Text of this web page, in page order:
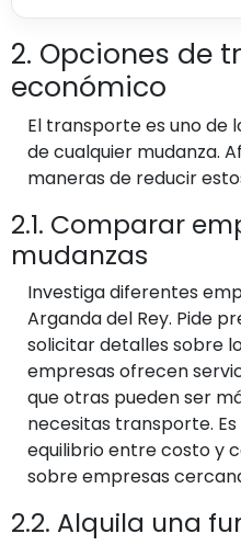
2. Opciones de
económico
El transporte es uno de
de cualquier mudanza.
maneras de reducir
2.1. Comparar
mudanzas
Investiga diferentes
Arganda del Rey. Pide
solicitar detalles sobre
empresas ofrecen
que otras pueden ser
necesitas transporte.
equilibrio entre costo y
sobre empresas
2.2. Alquila una